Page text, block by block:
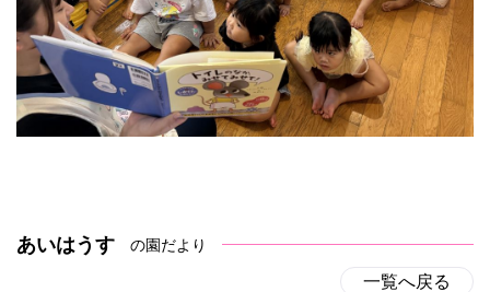
あいはうす の園だより
一覧へ戻る